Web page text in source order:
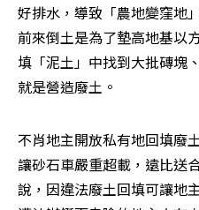
好排水，導致「農地變窪地
前來倒土是為了墊高地基以
填「泥土」中找到大批磚塊
就是營造廢土。
不肖地主開放私有地回填廢
讓砂石車嚴重超載，遠比送
說，因違法廢土回填可讓地